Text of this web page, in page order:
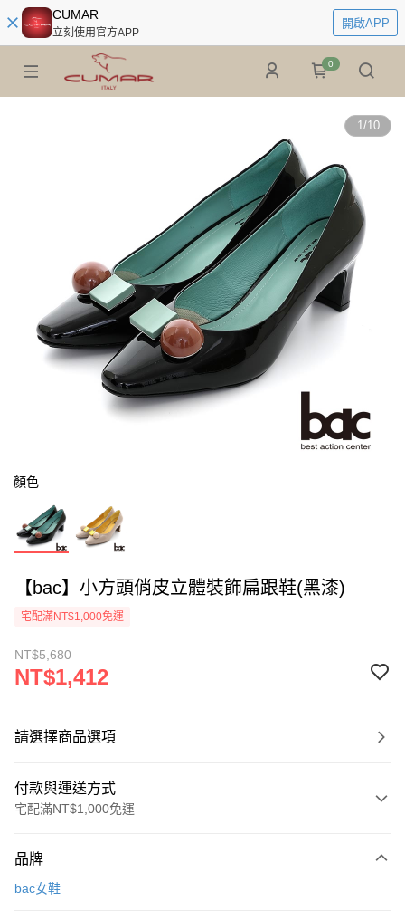
CUMAR
立刻使用官方APP
開啟APP
0
1/10
顏色
【bac】小方頭俏皮立體裝飾扁跟鞋(黑漆)
宅配滿NT$1,000免運
NT$5,680
NT$1,412
請選擇商品選項
付款與運送方式
宅配滿NT$1,000免運
信用卡一次付款
品牌
bac女鞋